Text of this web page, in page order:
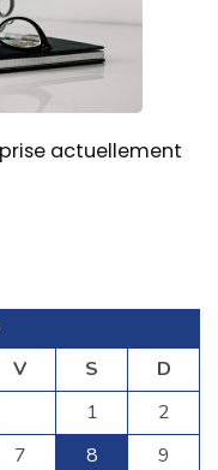
actuellement
V S
D
1
2
7 8
9